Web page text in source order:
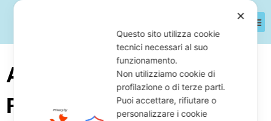
Azienda Di Lavorazione
Fibra Di Carbonio E
✕
Questo sito utilizza cookie
tecnici necessari al suo
funzionamento.
Non utilizziamo cookie di
profilazione o di terze parti.
Puoi accettare, rifiutare o
personalizzare i cookie